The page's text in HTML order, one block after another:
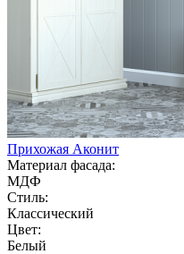
Прихожая Аконит
Материал фасада:
МДФ
Стиль:
Классический
Цвет:
Белый